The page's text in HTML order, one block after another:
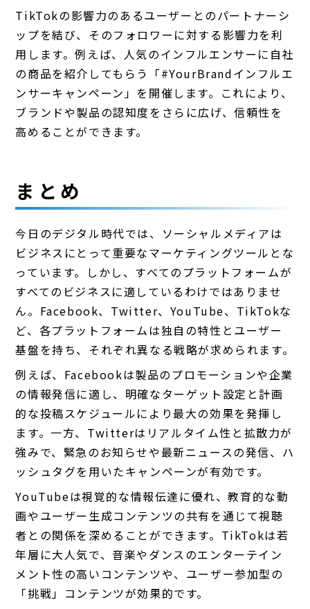
TikTokの影響力のあるユーザーとのパートナーシ
ップを結び、そのフォロワーに対する影響力を利
用します。例えば、人気のインフルエンサーに自社
の商品を紹介してもらう「#YourBrandインフルエ
ンサーキャンペーン」を開催します。これにより、
ブランドや製品の認知度をさらに広げ、信頼性を
高めることができます。
まとめ
今日のデジタル時代では、ソーシャルメディアは
ビジネスにとって重要なマーケティングツールとな
っています。しかし、すべてのプラットフォームが
すべてのビジネスに適しているわけではありませ
ん。Facebook、Twitter、YouTube、TikTokな
ど、各プラットフォームは独自の特性とユーザー
基盤を持ち、それぞれ異なる戦略が求められます。
例えば、Facebookは製品のプロモーションや企業
の情報発信に適し、明確なターゲット設定と計画
的な投稿スケジュールにより最大の効果を発揮し
ます。一方、Twitterはリアルタイム性と拡散力が
強みで、緊急のお知らせや最新ニュースの発信、ハ
ッシュタグを用いたキャンペーンが有効です。
YouTubeは視覚的な情報伝達に優れ、教育的な動
画やユーザー生成コンテンツの共有を通じて視聴
者との関係を深めることができます。TikTokは若
年層に大人気で、音楽やダンスのエンターテイン
メント性の高いコンテンツや、ユーザー参加型の
「挑戦」コンテンツが効果的です。